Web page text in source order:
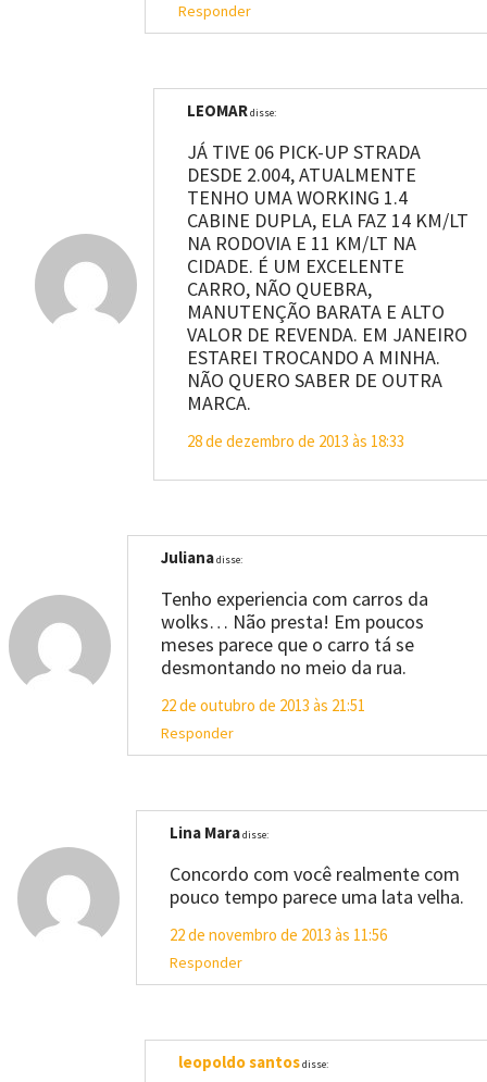
Responder
LEOMARdisse:
JÁ TIVE 06 PICK-UP STRADA
DESDE 2.004, ATUALMENTE
TENHO UMA WORKING 1.4
CABINE DUPLA, ELA FAZ 14 KM/LT
NA RODOVIA E 11 KM/LT NA
CIDADE. É UM EXCELENTE
CARRO, NÃO QUEBRA,
MANUTENÇÃO BARATA E ALTO
VALOR DE REVENDA. EM JANEIRO
ESTAREI TROCANDO A MINHA.
NÃO QUERO SABER DE OUTRA
MARCA.
28 de dezembro de 2013 às 18:33
Julianadisse:
Tenho experiencia com carros da
wolks… Não presta! Em poucos
meses parece que o carro tá se
desmontando no meio da rua.
22 de outubro de 2013 às 21:51
Responder
Lina Maradisse:
Concordo com você realmente com
pouco tempo parece uma lata velha.
22 de novembro de 2013 às 11:56
Responder
leopoldo santosdisse: